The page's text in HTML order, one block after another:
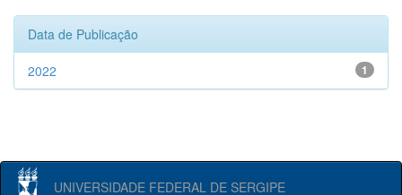
Data de Publicação
1
2022
UNIVERSIDADE FEDERAL DE SERGIPE